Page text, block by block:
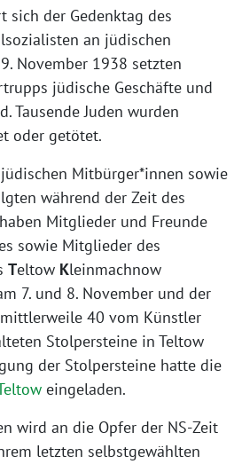
sich der Gedenktag des
an jüdischen
November 1938 setzten
jüdische Geschäfte und
Tausende Juden wurden
oder getötet.
Mitbürger*innen sowie
während der Zeit des
Mitglieder und Freunde
sowie Mitglieder des
Teltow Kleinmachnow
7. und 8. November und der
40 vom Künstler
Stolpersteine in Teltow
der Stolpersteine hatte die
eingeladen.
wird an die Opfer der NS-Zeit
letzten selbstgewählten